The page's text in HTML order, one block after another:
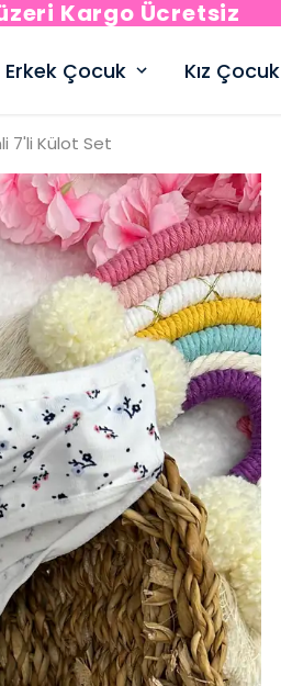
Kargo Ücretsiz
Erkek Çocuk Kız Çocuk
7'li Külot Set